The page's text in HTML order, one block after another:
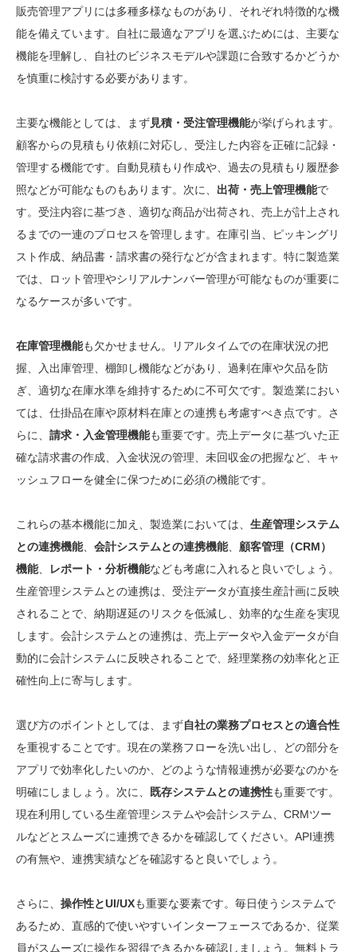
販売管理アプリには多種多様なものがあり、それぞれ特徴的な機
能を備えています。自社に最適なアプリを選ぶためには、主要な
機能を理解し、自社のビジネスモデルや課題に合致するかどうか
を慎重に検討する必要があります。
主要な機能としては、まず見積・受注管理機能が挙げられます。
顧客からの見積もり依頼に対応し、受注した内容を正確に記録・
管理する機能です。自動見積もり作成や、過去の見積もり履歴参
照などが可能なものもあります。次に、 出荷・売上管理機能で
す。受注内容に基づき、適切な商品が出荷され、売上が計上され
るまでの一連のプロセスを管理します。在庫引当、ピッキングリ
スト作成、納品書・請求書の発行などが含まれます。特に製造業
では、ロット管理やシリアルナンバー管理が可能なものが重要に
なるケースが多いです。
在庫管理機能も欠かせません。リアルタイムでの在庫状況の把
握、入出庫管理、棚卸し機能などがあり、過剰在庫や欠品を防
ぎ、適切な在庫水準を維持するために不可欠です。製造業におい
ては、仕掛品在庫や原材料在庫との連携も考慮すべき点です。さ
らに、 請求・入金管理機能も重要です。売上データに基づいた正
確な請求書の作成、入金状況の管理、未回収金の把握など、キャ
ッシュフローを健全に保つために必須の機能です。
これらの基本機能に加え、製造業においては、 生産管理システム
との連携機能、 会計システムとの連携機能、 顧客管理（CRM）
機能、 レポート・分析機能なども考慮に入れると良いでしょう。
生産管理システムとの連携は、受注データが直接生産計画に反映
されることで、納期遅延のリスクを低減し、効率的な生産を実現
します。会計システムとの連携は、売上データや入金データが自
動的に会計システムに反映されることで、経理業務の効率化と正
確性向上に寄与します。
選び方のポイントとしては、まず自社の業務プロセスとの適合性
を重視することです。現在の業務フローを洗い出し、どの部分を
アプリで効率化したいのか、どのような情報連携が必要なのかを
明確にしましょう。次に、
既存システムとの連携性も重要です。
現在利用している生産管理システムや会計システム、CRMツー
ルなどとスムーズに連携できるかを確認してください。API連携
の有無や、連携実績などを確認すると良いでしょう。
さらに、 操作性とUI/UXも重要な要素です。毎日使うシステムで
あるため、直感的で使いやすいインターフェースであるか、従業
員がスムーズに操作を習得できるかを確認しましょう。無料トラ